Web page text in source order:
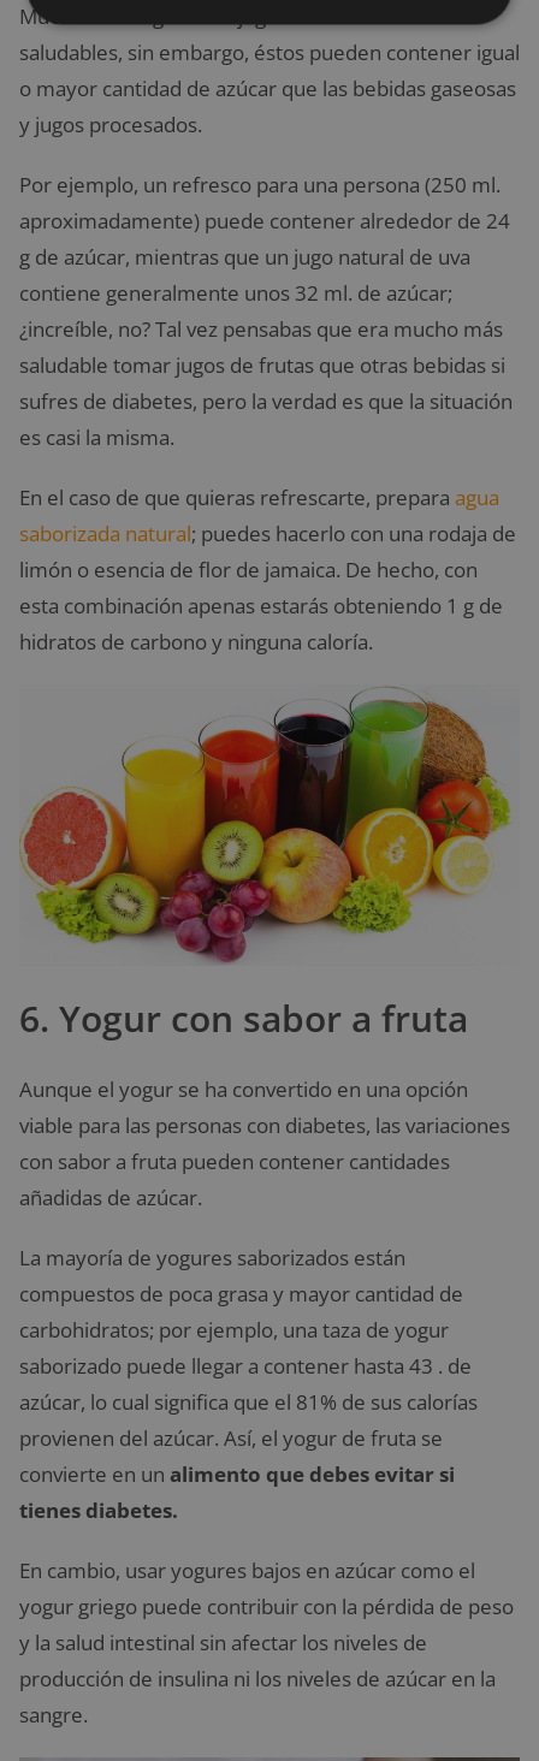
Muchos catalogan a los jugos de frutos como
saludables, sin embargo, éstos pueden contener igual
o mayor cantidad de azúcar que las bebidas gaseosas
y jugos procesados.
Por ejemplo, un refresco para una persona (250 ml.
aproximadamente) puede contener alrededor de 24
g de azúcar, mientras que un jugo natural de uva
contiene generalmente unos 32 ml. de azúcar;
¿increíble, no? Tal vez pensabas que era mucho más
saludable tomar jugos de frutas que otras bebidas si
sufres de diabetes, pero la verdad es que la situación
es casi la misma.
En el caso de que quieras refrescarte, prepara agua
saborizada natural; puedes hacerlo con una rodaja de
limón o esencia de flor de jamaica. De hecho, con
esta combinación apenas estarás obteniendo 1 g de
hidratos de carbono y ninguna caloría.
6. Yogur con sabor a fruta
Aunque el yogur se ha convertido en una opción
viable para las personas con diabetes, las variaciones
con sabor a fruta pueden contener cantidades
añadidas de azúcar.
La mayoría de yogures saborizados están
compuestos de poca grasa y mayor cantidad de
carbohidratos; por ejemplo, una taza de yogur
saborizado puede llegar a contener hasta 43 . de
azúcar, lo cual significa que el 81% de sus calorías
provienen del azúcar. Así, el yogur de fruta se
convierte en un alimento que debes evitar si
tienes diabetes.
En cambio, usar yogures bajos en azúcar como el
yogur griego puede contribuir con la pérdida de peso
y la salud intestinal sin afectar los niveles de
producción de insulina ni los niveles de azúcar en la
sangre.